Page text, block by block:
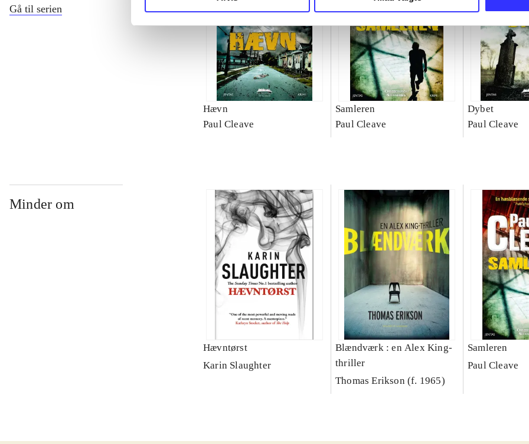
Gå til serien
Hævn
Paul Cleave
Samleren
Paul Cleave
Dybet
Paul Cleave
Minder om
Hævntørst
Karin Slaughter
Blændværk : en Alex King-
thriller
Thomas Erikson (f. 1965)
Samleren
Paul Cleave